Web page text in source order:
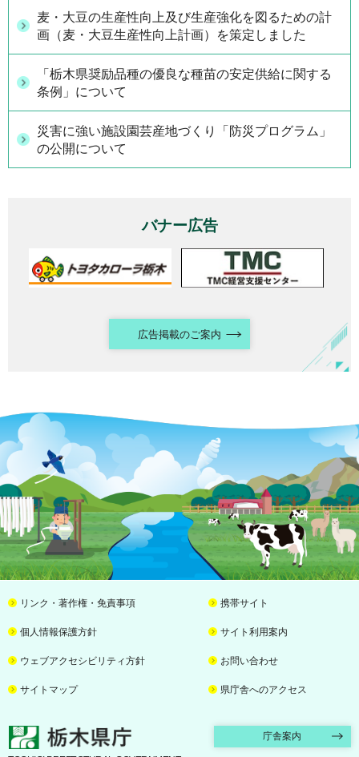
麦・大豆の生産性向上及び生産強化を図るための計
画（麦・大豆生産性向上計画）を策定しました
「栃木県奨励品種の優良な種苗の安定供給に関する
条例」について
災害に強い施設園芸産地づくり「防災プログラム」
の公開について
バナー広告
広告掲載のご案内
リンク・著作権・免責事項 携帯サイト
個人情報保護方針 サイト利用案内
ウェブアクセシビリティ方針 お問い合わせ
サイトマップ 県庁舎へのアクセス
栃木県庁 庁舎案内